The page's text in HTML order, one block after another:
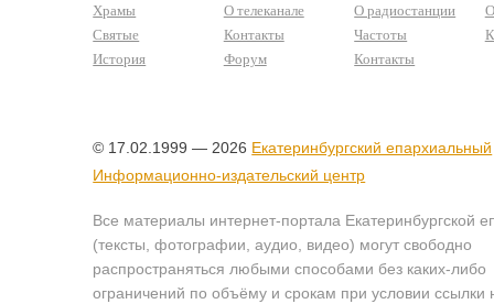
Храмы
Святые
История
О телеканале
Контакты
Форум
О радиостанции
Частоты
Контакты
© 17.02.1999 — 2026 Екатеринбургский епархиальный
Информационно-издательский центр
Все материалы интернет-портала Екатеринбургской
(тексты, фотографии, аудио, видео) могут свободно
распространяться любыми способами без каких-либо
ограничений по объёму и срокам при условии ссылки